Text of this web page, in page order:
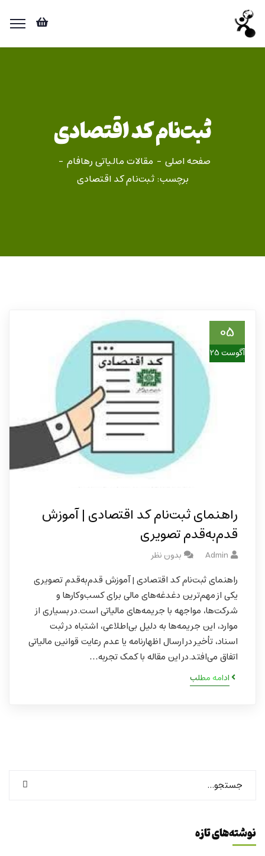
ثبت‌نام کد اقتصادی
صفحه اصلی
مقالات مالیاتی رهافام
برچسب: ثبت‌نام کد اقتصادی
05
آگوست 25
راهنمای ثبت‌نام کد اقتصادی | آموزش
قدم‌به‌قدم تصویری
Admin بدون نظر
راهنمای ثبت‌نام کد اقتصادی | آموزش قدم‌به‌قدم تصویری
یکی از مهم‌ترین دغدغه‌های مالی برای کسب‌وکارها و
شرکت‌ها، مواجهه با جریمه‌های مالیاتی است.در بسیاری از
موارد، این جریمه‌ها به دلیل بی‌اطلاعی، اشتباه در ثبت
اسناد، تأخیر در ارسال اظهارنامه یا عدم رعایت قوانین مالیاتی
اتفاق می‌افتد.در این مقاله با کمک تجربه…
ادامه مطلب
نوشته‌های تازه